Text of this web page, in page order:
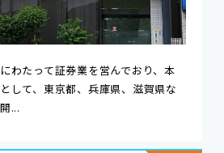
わたって証券業を営んでおり、本
して、東京都、兵庫県、滋賀県な
...